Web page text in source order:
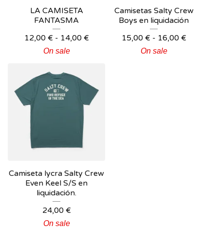
LA CAMISETA
FANTASMA
12,00 € - 14,00 €
On sale
Camisetas Salty Crew
Boys en liquidación
15,00 € - 16,00 €
On sale
Camiseta lycra Salty Crew
Even Keel S/S en
liquidación.
24,00 €
On sale